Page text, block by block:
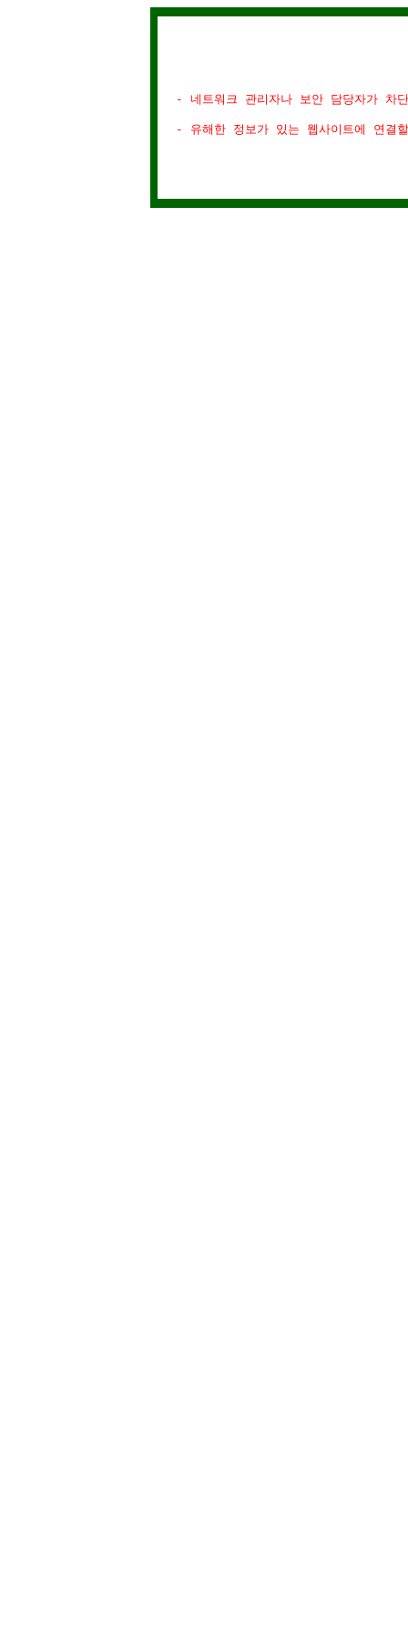
- 네트워크 관리자나 보안 담당자가 차
- 유해한 정보가 있는 웹사이트에 연결